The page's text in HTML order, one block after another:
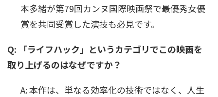
本多緒が第79回カンヌ国際映画祭で最優秀女優
賞を共同受賞した演技も必見です。
Q: 「ライフハック」というカテゴリでこの映画を
取り上げるのはなぜですか？
A: 本作は、単なる効率化の技術ではなく、人生